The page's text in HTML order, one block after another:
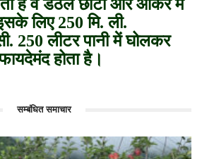
है व डंठल छोटा और आकर में
लिए 250 मि. ली.
250 लीटर पानी में घोलकर
होता है।
सम्बंधित समाचार